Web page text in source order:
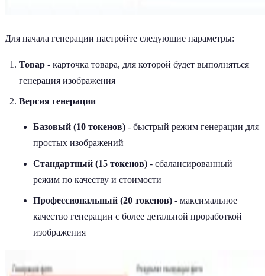
Для начала генерации настройте следующие параметры:
Товар - карточка товара, для которой будет выполняться
генерация изображения
Версия генерации
Базовый (10 токенов) - быстрый режим генерации для
простых изображений
Стандартный (15 токенов) - сбалансированный
режим по качеству и стоимости
Профессиональный (20 токенов) - максимальное
качество генерации с более детальной проработкой
изображения